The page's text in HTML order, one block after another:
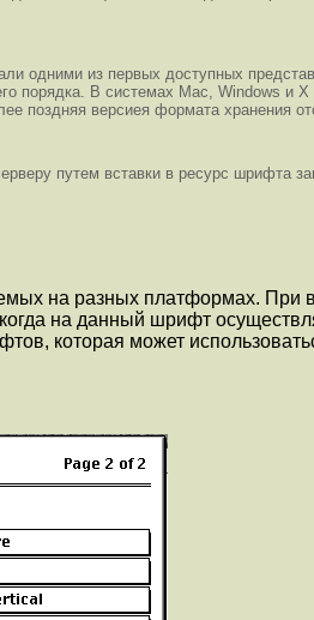
одними из первых доступных
порядка. В системах Mac, Windows и
поздняя версиея формата хранения
путем вставки в ресурс
на разных платформах. При
на данный шрифт
которая может